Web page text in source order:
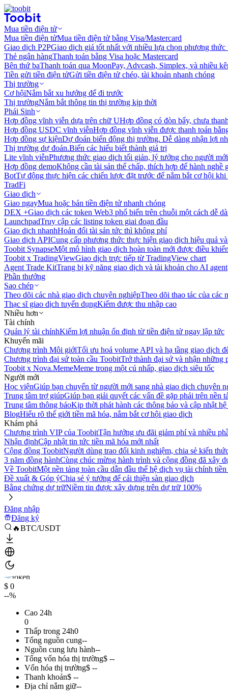
Mua tiền điện tử
Mua tiền điện tửMua tiền điện tử bằng Visa/Mastercard
Giao dịch P2PGiao dịch giá tốt nhất với nhiều lựa chọn phương thức
Thẻ ngân hàngThanh toán bằng Visa hoặc Mastercard
Bên thứ baThanh toán qua MoonPay, Advcash, Simplex, và nhiều
Tiền gửi tiền điện tửGửi tiền điện tử chéo, tài khoản nhanh chóng
Thị trường
Cơ hộiNắm bắt xu hướng để đi trước
Thị trườngNắm bắt thông tin thị trường kịp thời
Phái Sinh
Hợp đồng vĩnh viễn dựa trên chữ UHợp đồng có đòn bẩy, chưa
Hợp đồng USDC vĩnh viễnHợp đồng vĩnh viễn được thanh toán
Hợp đồng sự kiệnDự đoán biến động thị trường. Dễ dàng nhận lợi
Thị trường dự đoán.Biến các hiểu biết thành giá trị
Lite vĩnh viễnPhương thức giao dịch tối giản, lý tưởng cho người
Hợp đồng demoKhông cần tài sản thế chấp, thích hợp để hành nghề
BotTự động thực hiện các chiến lược đặt trước để nắm bắt cơ hội
TradFi
Giao dịch
Giao ngayMua hoặc bán tiền điện tử nhanh chóng
DEX +Giao dịch các token Web3 phổ biến trên chuỗi một cách dễ
LaunchpadTruy cập các listing token giai đoạn đầu
Giao dịch nhanhHoán đổi tài sản tức thì không phí
Giao dịch APICung cấp phương thức thực hiện giao dịch hiệu quả
Toobit SynapseMột mô hình giao dịch hoàn toàn mới được điều
Toobit x TradingViewGiao dịch trực tiếp từ TradingView chart
Agent Trade KitTrang bị kỹ năng giao dịch và tài khoản cho AI agent
Phần thưởng
Sao chép
Theo dõi các nhà giao dịch chuyên nghiệpTheo dõi thao tác của các
Thạc sĩ giao dịch tuyển dụngKiếm được thu nhập cao
Nhiều hơn
Tài chính
Quản lý tài chínhKiếm lợi nhuận ổn định từ tiền điện tử ngay lập tức
Khuyến mãi
Chương trình Môi giớiTối ưu hoá volume API và hạ tầng giao dịch
Chương trình đại sứ toàn cầu ToobitTrở thành đại sứ và nhận những
Toobit x Nova.MemeMeme trong một cú nhấp, giao dịch siêu tốc
Người mới
Học việnGiúp bạn chuyển từ người mới sang nhà giao dịch chuyên
Trung tâm trợ giúpGiúp bạn giải quyết các vấn đề gặp phải trên nền
Trung tâm thông báoKịp thời phát hành các thông báo và cập nhật
BlogHiểu rõ thế giới tiền mã hóa, nắm bắt cơ hội giao dịch
Khám phá
Chương trình VIP của ToobitTận hưởng ưu đãi giảm phí và nhiều
Nhận địnhCập nhật tin tức tiền mã hóa mới nhất
Cộng đồng ToobitNgười dùng trao đổi kinh nghiệm, chia sẻ kiến
3 năm đồng hànhCùng chúc mừng hành trình và cộng đồng đã xây
Về ToobitMột nền tảng toàn cầu dẫn đầu thế hệ dịch vụ tài chính
Đề xuất & Góp ýChia sẻ ý tưởng để cải thiện sàn giao dịch
Bằng chứng dự trữNiềm tin được xây dựng trên dự trữ 100%
Đăng nhập
Đăng ký
🔥BTC/USDT
$ 0
--%
Cao 24h
0
Thấp trong 24h0
Tổng nguồn cung--
Nguồn cung lưu hành--
Tổng vốn hóa thị trường$ --
Vốn hóa thị trường$ --
Thanh khoản$ --
Địa chỉ nắm giữ--